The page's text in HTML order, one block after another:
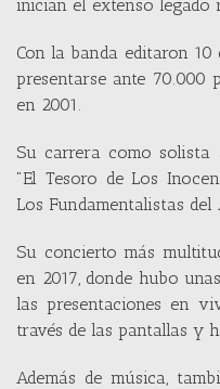
inician el extenso legado
Con la banda editaron
presentarse ante 70.000
en 2001.
Su carrera como
"El Tesoro de Los
Los Fundamentalistas del
Su concierto más
en 2017, donde hubo
las presentaciones en
través de las pantallas y
Además de música,